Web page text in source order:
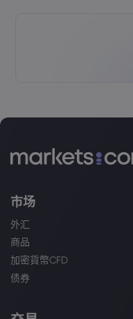
市场
外汇
商品
加密貨幣CFD
债券